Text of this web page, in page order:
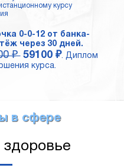
курсу
0-0-12 от банка-
через 30 дней.
₽ 59100 ₽. Диплом
курса.
в сфере